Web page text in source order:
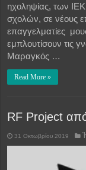
ηχοληψίας, των
σχολών, σε νέους
επαγγελματίες
εμπλουτίσουν τις
Μαραγκός …
Read More »
RF Project
31 Οκτωβρίου 2019